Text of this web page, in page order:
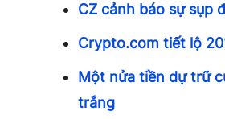
CZ cảnh báo sự sụp
Crypto.com tiết lộ
Một nửa tiền dự trữ
trắng